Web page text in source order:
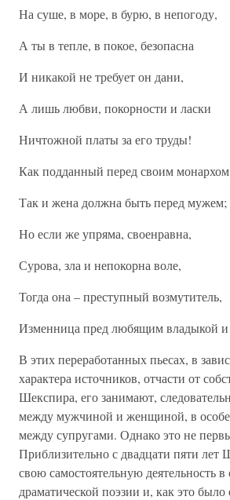
На суше, в море, в бурю, в непогоду,
А ты в тепле, в покое, безопасна
И никакой не требует он дани,
А лишь любви, покорности и ласки
Ничтожной платы за его труды!
Как подданный перед своим
Так и жена должна быть перед мужем;
Но если же упряма, своенравна,
Сурова, зла и непокорна воле,
Тогда она – преступный возмутитель,
Изменница пред любящим владыкой и
В этих переработанных пьесах, в
характера источников, отчасти от
Шекспира, его занимают,
между мужчиной и женщиной, в
между супругами. Однако это не
Приблизительно с двадцати пяти лет
свою самостоятельную деятельность в
драматической поэзии и, как это было